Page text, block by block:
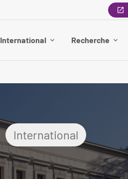
International Recherche
International